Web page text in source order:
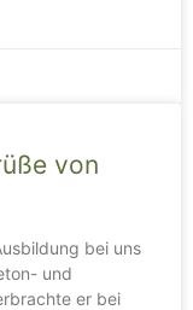
von
bei uns
und
er bei